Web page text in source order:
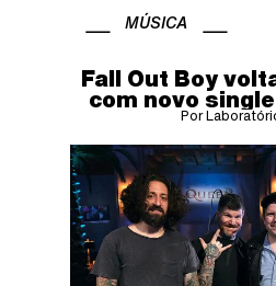
MÚSICA
Fall Out Boy
com novo
Por